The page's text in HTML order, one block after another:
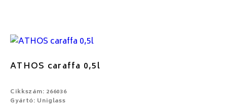
ATHOS caraffa 0,5l
Cikkszám: 266036
Gyártó: Uniglass